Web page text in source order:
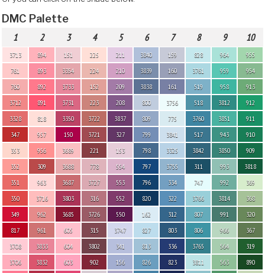
DMC Palette
1 2 3 4 5 6 7 8 9 10
3713
761
760
3712
3328
347
353
352
351
350
349
817
3708
3706
894
893
892
891
818
957
956
309
963
3716
962
961
3833
3832
151
3354
3733
3731
3350
150
3689
3688
3687
3803
3685
605
604
603
225
224
152
223
3722
3721
221
778
3727
316
3726
315
3802
902
211
210
209
208
3837
327
153
554
553
552
550
3747
341
156
3840
3839
3838
800
809
799
798
797
796
820
162
827
813
826
159
160
161
3756
775
3841
3325
3755
334
322
312
803
336
823
828
3761
519
518
3760
517
3842
311
747
3766
807
806
3765
3811
964
959
958
3812
3851
943
3850
993
992
3814
991
966
564
563
955
954
913
912
911
910
909
3818
369
368
320
367
319
890